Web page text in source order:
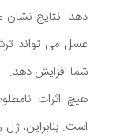
دهد. نتایج نشان
عسل می تواند
شما افزایش دهد.
هیچ اثرات
است. بنابراین،